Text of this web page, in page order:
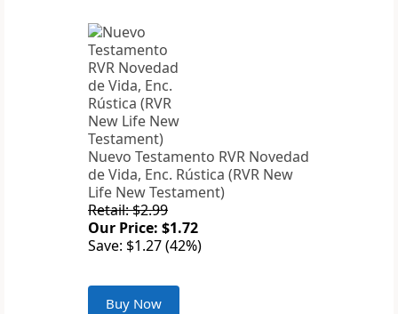
Nuevo Testamento RVR Novedad
de Vida, Enc. Rústica (RVR New
Life New Testament)
Retail: $2.99
Our Price: $1.72
Save: $1.27 (42%)
Buy Now